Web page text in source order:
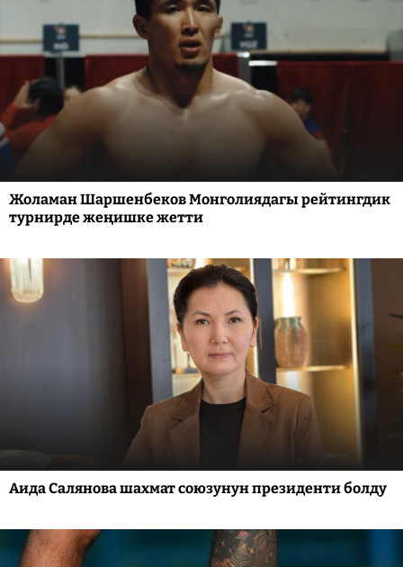
Жоламан Шаршенбеков Монголиядагы рейтингдик
турнирде жеңишке жетти
Аида Салянова шахмат союзунун президенти болду